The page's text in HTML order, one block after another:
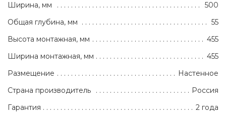
Ширина, мм
500
Общая глубина, мм
55
Высота монтажная, мм
455
Ширина монтажная, мм
455
Размещение
Настенное
Страна производитель
Россия
Гарантия
2 года